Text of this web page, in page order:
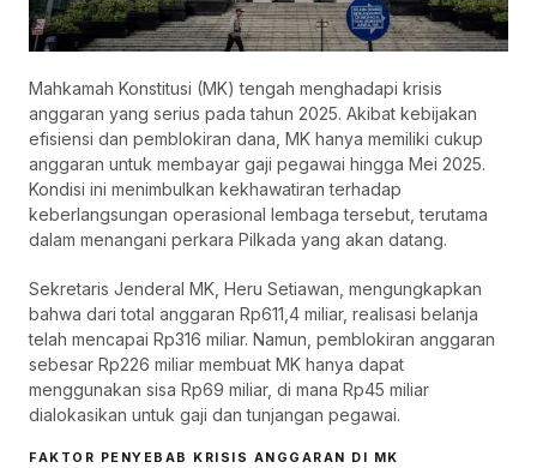
Mahkamah Konstitusi (MK) tengah menghadapi krisis
anggaran yang serius pada tahun 2025. Akibat kebijakan
efisiensi dan pemblokiran dana, MK hanya memiliki cukup
anggaran untuk membayar gaji pegawai hingga Mei 2025.
Kondisi ini menimbulkan kekhawatiran terhadap
keberlangsungan operasional lembaga tersebut, terutama
dalam menangani perkara Pilkada yang akan datang.
Sekretaris Jenderal MK, Heru Setiawan, mengungkapkan
bahwa dari total anggaran Rp611,4 miliar, realisasi belanja
telah mencapai Rp316 miliar. Namun, pemblokiran anggaran
sebesar Rp226 miliar membuat MK hanya dapat
menggunakan sisa Rp69 miliar, di mana Rp45 miliar
dialokasikan untuk gaji dan tunjangan pegawai.
FAKTOR PENYEBAB KRISIS ANGGARAN DI MK